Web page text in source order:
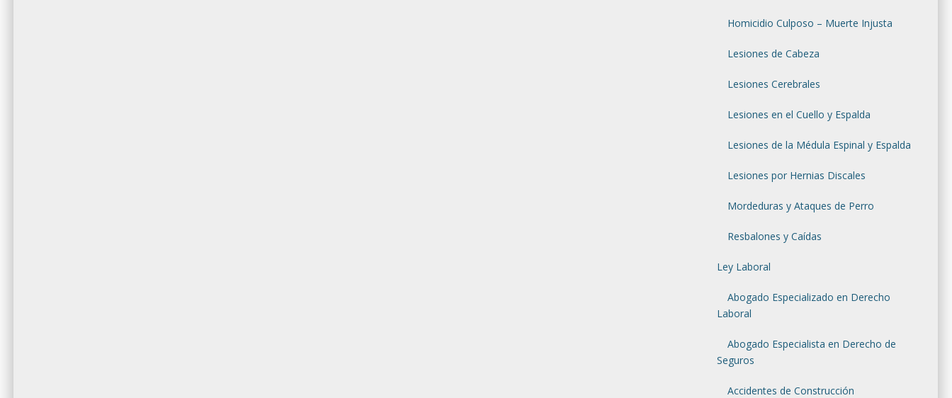
Homicidio Culposo – Muerte Injusta
Lesiones de Cabeza
Lesiones Cerebrales
Lesiones en el Cuello y Espalda
Lesiones de la Médula Espinal y Espalda
Lesiones por Hernias Discales
Mordeduras y Ataques de Perro
Resbalones y Caídas
Ley Laboral
Abogado Especializado en Derecho
Laboral
Abogado Especialista en Derecho de
Seguros
Accidentes de Construcción